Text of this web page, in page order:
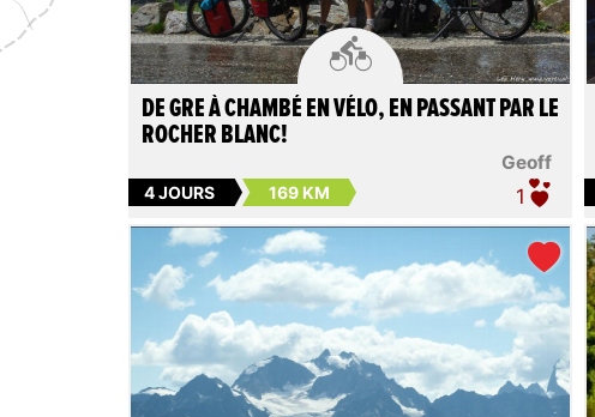

Geoff
DE GRE À CHAMBÉ EN VÉLO, EN PASSANT PAR LE
ROCHER BLANC!
4 JOURS 169 KM 1